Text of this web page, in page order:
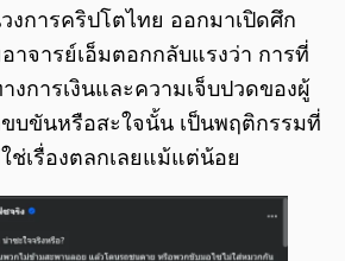
งการคริปโตไทย ออกมาเปิดศึก
จารย์เอ็มตอกกลับแรงว่า การที่
งการเงินและความเจ็บปวดของผู้
บขันหรือสะใจนั้น เป็นพฤติกรรมที่
ช่เรื่องตลกเลยแม้แต่น้อย